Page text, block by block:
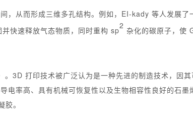
，从而形成三维多孔结构。例如，EI-kady 等人发展
快速释放气态物质，同时重构 sp
2
杂化的碳原子，使
3D 打印技术被广泛认为是一种先进的制造技术，因
电率高、具有机械可恢复性以及生物相容性良好的石
。